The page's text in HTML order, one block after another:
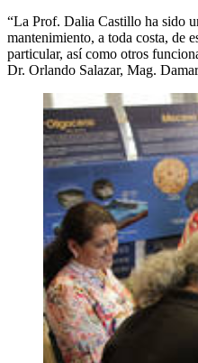
“La Prof. Dalia Castillo ha sido
mantenimiento, a toda costa, de
particular, así como otros
Dr. Orlando Salazar, Mag.